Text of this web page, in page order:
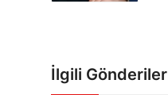
İlgili Gönderiler